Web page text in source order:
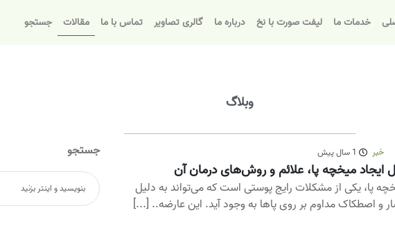
خدمات ما لیفت صورت با نخ درباره ما گالری تصاویر تماس با ما مقالات جستجو
وبلاگ
خبر 1 سال پیش
ایجاد میخچه پا، علائم و روش‌های درمان آن
پا، یکی از مشکلات رایج پوستی است که می‌تواند به دلیل
و اصطکاک مداوم بر روی پاها به وجود آید. این عارضه.. [...]
جستجو